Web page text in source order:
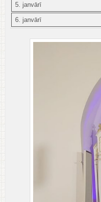
5. janvārī
6. janvārī